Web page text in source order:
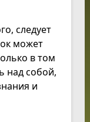
следует
может
в том
над собой,
и